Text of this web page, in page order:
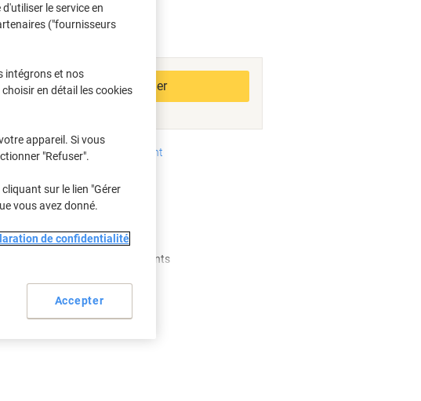
Ajouter au panier
Moyens de paiement
plus de confidentialité
et polyvalent
pour de nombreux documents
le service en
("fournisseurs
intégrons et nos
en détail les cookies
appareil. Si vous
"Refuser".
sur le lien "Gérer
vous avez donné.
de confidentialité
Accepter